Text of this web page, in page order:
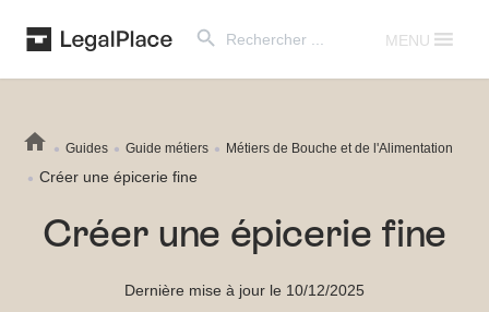
for:
MENU
Guides Guide métiers Métiers de Bouche et de l'Alimentation
Créer une épicerie fine
Créer une épicerie fine
Dernière mise à jour le 10/12/2025